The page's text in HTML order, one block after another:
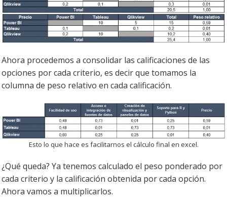
Ahora procedemos a consolidar las calificaciones de las
opciones por cada criterio, es decir que tomamos la
columna de peso relativo en cada calificación.
Esto lo que hace es facilitarnos el cálculo final en excel.
¿Qué queda? Ya tenemos calculado el peso ponderado por
cada criterio y la calificación obtenida por cada opción.
Ahora vamos a multiplicarlos.